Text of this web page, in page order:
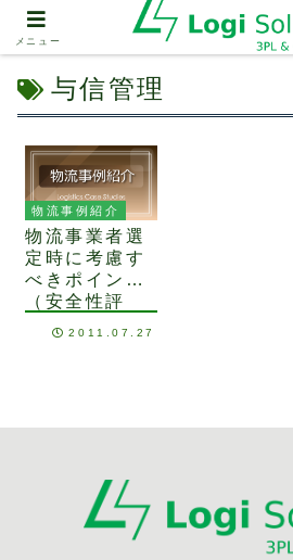
与信管理
物流事例紹介
物流事業者選
定時に考慮す
べきポイント
（安全性評
2011.07.27
メニュー